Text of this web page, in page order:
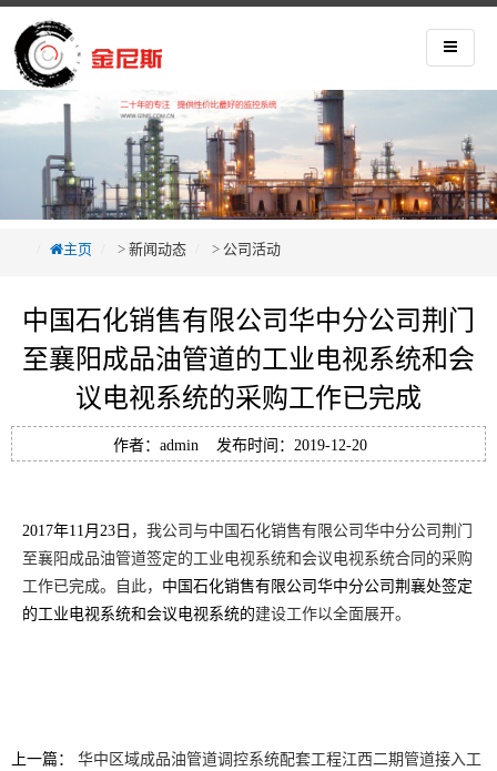
主页 > 新闻动态 > 公司活动
中国石化销售有限公司华中分公司荆门
至襄阳成品油管道的工业电视系统和会
议电视系统的采购工作已完成
作者：admin 发布时间：2019-12-20
2017年11月23日 ， 我公司与中国石化销售有限公司华中分公司荆门
至襄阳成品油管道签定的工业电视系统和会议电视系统合同的采购
工作已完成。自此， 中国石化销售有限公司华中分公司荆襄处签定
的工业电视系统和会议电视系统的建设工作以全面展开。
上一篇： 华中区域成品油管道调控系统配套工程江西二期管道接入工